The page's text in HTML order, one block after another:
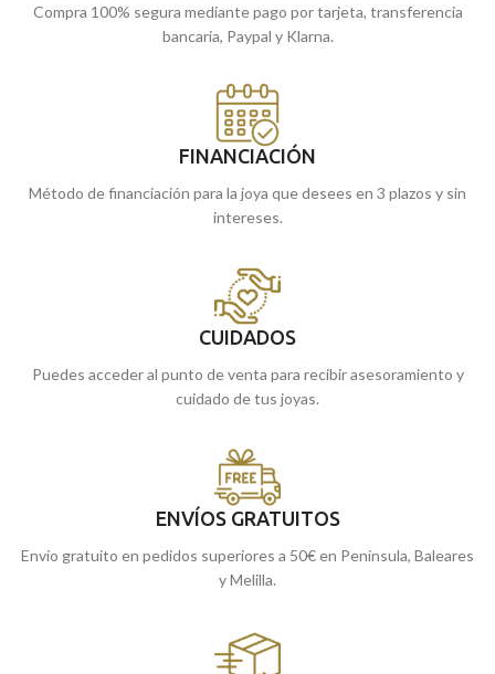
Compra 100% segura mediante pago por tarjeta, transferencia
bancaria, Paypal y Klarna.
FINANCIACIÓN
Método de financiación para la joya que desees en 3 plazos y sin
intereses.
CUIDADOS
Puedes acceder al punto de venta para recibir asesoramiento y
cuidado de tus joyas.
ENVÍOS GRATUITOS
Envío gratuito en pedidos superiores a 50€ en Península, Baleares
y Melilla.